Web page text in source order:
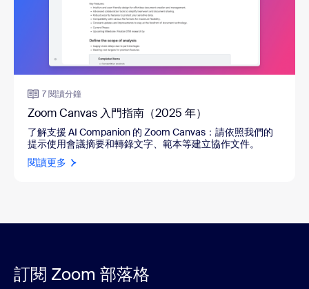
7 閱讀分鐘
Zoom Canvas 入門指南（2025 年）
了解支援 AI Companion 的 Zoom Canvas ： 請依照我們的
提示使用會議摘要和轉錄文字、範本等建立協作文件。
閱讀更多
訂閱 Zoom 部落格